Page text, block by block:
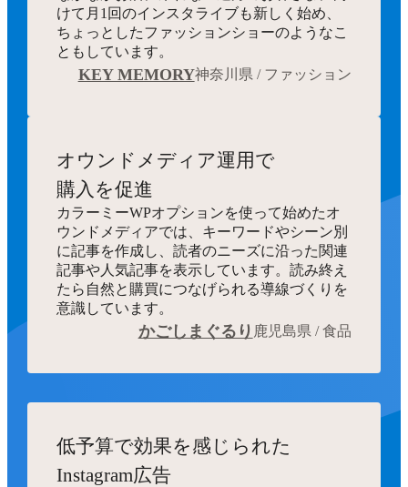
けて月1回のインスタライブも新しく始め、
ちょっとしたファッションショーのようなこ
ともしています。
KEY MEMORY神奈川県 / ファッション
オウンドメディア運用で
購入を促進
カラーミーWPオプションを使って始めたオ
ウンドメディアでは、キーワードやシーン別
に記事を作成し、読者のニーズに沿った関連
記事や人気記事を表示しています。読み終え
たら自然と購買につなげられる導線づくりを
意識しています。
かごしまぐるり 鹿児島県 / 食品
低予算で効果を感じられた
Instagram広告